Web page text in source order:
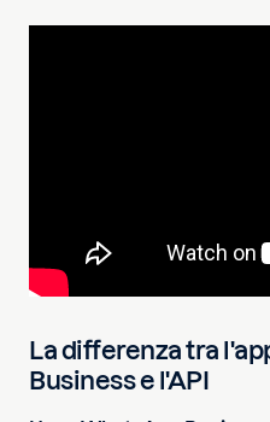
La differenza tra
Business e l'API